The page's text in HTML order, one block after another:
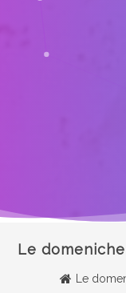
Le
Le